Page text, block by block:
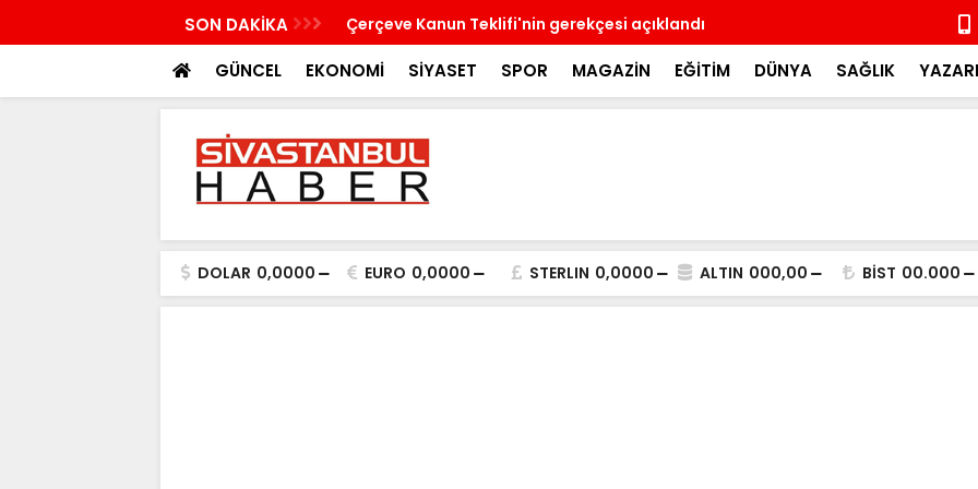
SON DAKİKA Çerçeve Kanun Teklifi'nin gerekçesi açıklandı
GÜNCEL EKONOMİ SİYASET SPOR MAGAZİN EĞİTİM DÜNYA SAĞLIK
DOLAR 0,0000 EURO 0,0000 STERLIN 0,0000 ALTIN 000,00 BİST 00.000